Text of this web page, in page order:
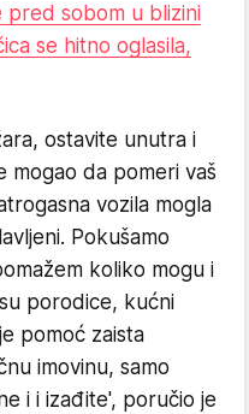
pred sobom u blizini
se hitno oglasila,
ostavite unutra i
mogao da pomeri vaš
vozila mogla
Pokušamo
koliko mogu i
porodice, kućni
pomoć zaista
imovinu, samo
i i izađite', poručio je